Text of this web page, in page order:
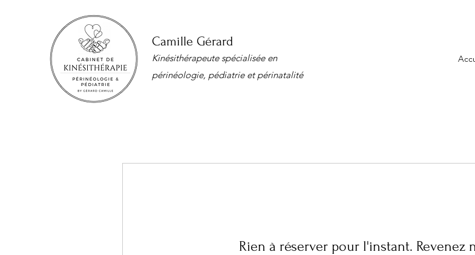
Camille Gérard
Kinésithérapeute spécialisée en
périnéologie, pédiatrie et périnatalité
Rien à réserver pour l'instant. Revenez